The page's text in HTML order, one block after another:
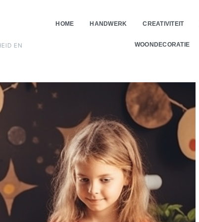
EN
HOME HANDWERK CREATIVITEIT
WOONDECORATIE